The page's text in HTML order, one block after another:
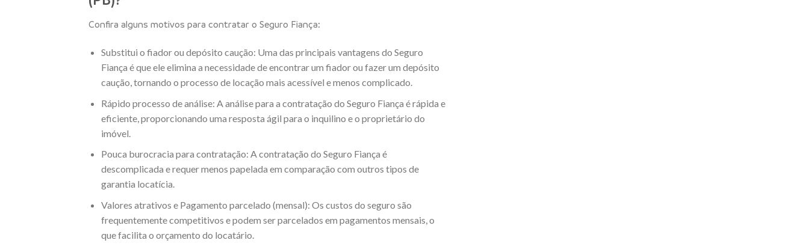
Confira alguns motivos para contratar o Seguro Fiança:
Substitui o fiador ou depósito caução: Uma das principais vantagens do Seguro
Fiança é que ele elimina a necessidade de encontrar um fiador ou fazer um depósito
caução, tornando o processo de locação mais acessível e menos complicado.
Rápido processo de análise: A análise para a contratação do Seguro Fiança é rápida e
eficiente, proporcionando uma resposta ágil para o inquilino e o proprietário do
imóvel.
Pouca burocracia para contratação: A contratação do Seguro Fiança é
descomplicada e requer menos papelada em comparação com outros tipos de
garantia locatícia.
Valores atrativos e Pagamento parcelado (mensal): Os custos do seguro são
frequentemente competitivos e podem ser parcelados em pagamentos mensais, o
que facilita o orçamento do locatário.